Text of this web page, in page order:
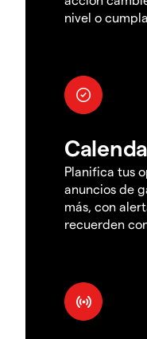
nivel o
Planifica tus
anuncios de
más, con
recuerden